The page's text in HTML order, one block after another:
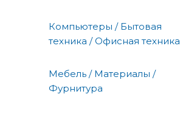
Компьютеры / Бытовая
техника / Офисная техника
Мебель / Материалы /
Фурнитура